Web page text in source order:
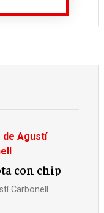
de Agustí
con chip
Carbonell